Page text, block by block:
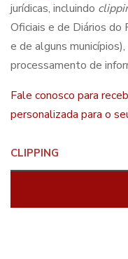
jurídicas, incluindo
Oficiais e de Diários
e de alguns
processamento de
Fale conosco para
personalizada para o